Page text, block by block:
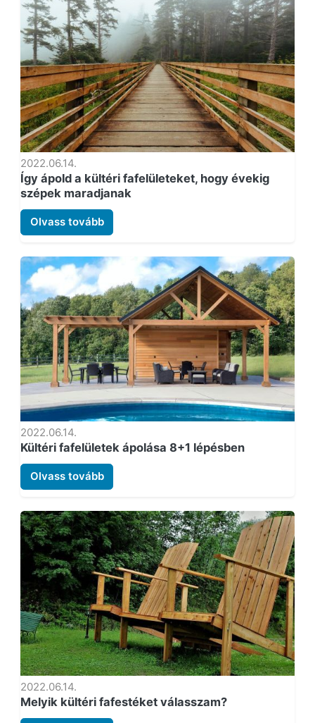
2022.06.14.
Így ápold a kültéri fafelületeket, hogy évekig
szépek maradjanak
Olvass tovább
2022.06.14.
Kültéri fafelületek ápolása 8+1 lépésben
Olvass tovább
2022.06.14.
Melyik kültéri fafestéket válasszam?